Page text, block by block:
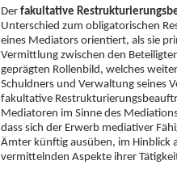
Der fakultative
Unterschied zum obligatorischen
eines Mediators orientiert, als sie
Vermittlung zwischen den
geprägten Rollenbild, welches
Schuldners und Verwaltung seines
fakultative
Mediatoren im Sinne des
dass sich der Erwerb mediativer
Ämter künftig ausüben, im Hinblick
vermittelnden Aspekte ihrer